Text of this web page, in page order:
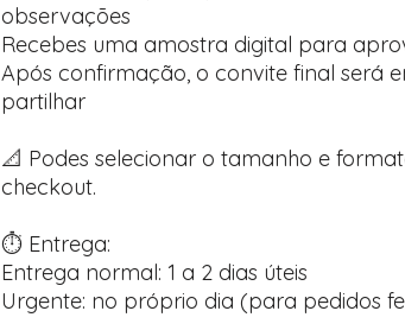
observações
Recebes uma amostra digital para
Após confirmação, o convite final será
partilhar
📐 Podes selecionar o tamanho e
checkout.
⏱️ Entrega:
Entrega normal: 1 a 2 dias úteis
Urgente: no próprio dia (para pedidos